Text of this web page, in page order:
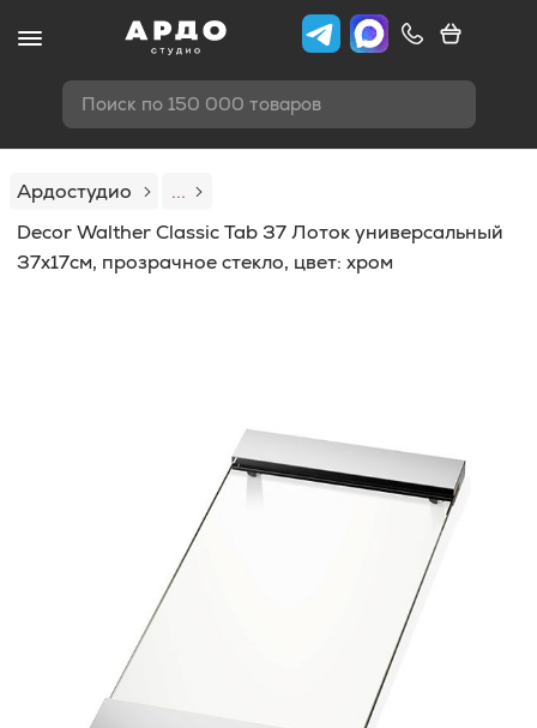
Поиск по 150 000 товаров
Ардостудио
...
Decor Walther Classic Tab 37 Лоток универсальный
37x17см, прозрачное стекло, цвет: хром